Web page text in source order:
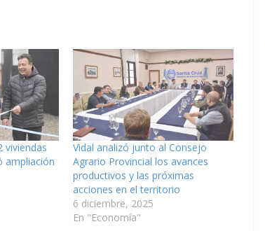
viviendas
ampliación
Vidal analizó junto al Consejo
Agrario Provincial los avances
productivos y las próximas
acciones en el territorio
6 diciembre, 2025
En "Economía"